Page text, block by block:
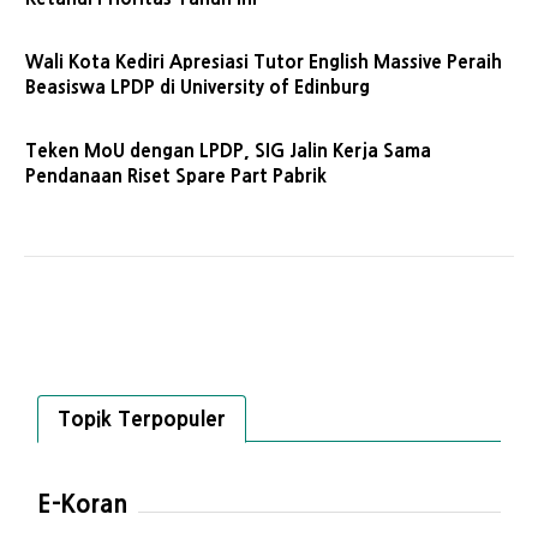
Wali Kota Kediri Apresiasi Tutor English Massive Peraih
Beasiswa LPDP di University of Edinburg
Teken MoU dengan LPDP, SIG Jalin Kerja Sama
Pendanaan Riset Spare Part Pabrik
Topik Terpopuler
E-Koran